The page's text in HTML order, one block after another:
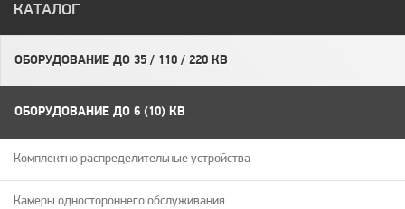
КАТАЛОГ
ОБОРУДОВАНИЕ ДО 35 / 110 / 220 КВ
ОБОРУДОВАНИЕ ДО 6 (10) КВ
Комплектно распределительные устройства
Камеры одностороннего обслуживания